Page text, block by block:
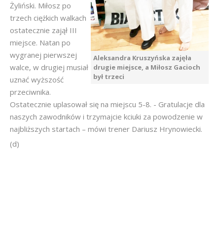
Aleksandra Kruszyńska zajęła
drugie miejsce, a Miłosz Gacioch
był trzeci
Żyliński. Miłosz po
trzech ciężkich walkach
ostatecznie zajął III
miejsce. Natan po
wygranej pierwszej
walce, w drugiej musiał
uznać wyższość
przeciwnika.
Ostatecznie uplasował się na miejscu 5-8. - Gratulacje dla
naszych zawodników i trzymajcie kciuki za powodzenie w
najbliższych startach – mówi trener Dariusz Hrynowiecki.
(d)